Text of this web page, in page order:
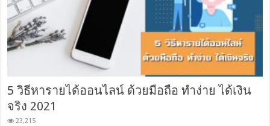
5 วิธีหารายได้ออนไลน์ ด้วยมือถือ ทำง่าย ได้เงิน
จริง 2021
23,215